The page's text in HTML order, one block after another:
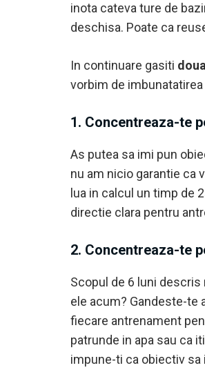
inota cateva ture de
deschisa. Poate ca
In continuare gasiti
vorbim de
1. Concentreaza-te
As putea sa imi pun
nu am nicio garantie ca
lua in calcul un timp de
directie clara pentru
2. Concentreaza-te
Scopul de 6 luni
ele acum? Gandeste-te
fiecare antrenament
patrunde in apa sau ca
impune-ti ca obiectiv